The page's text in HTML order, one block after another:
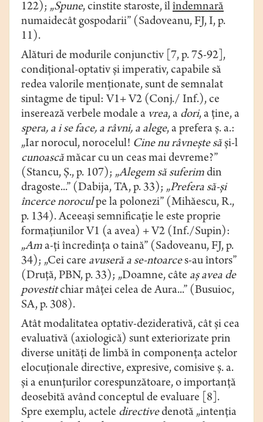
122); „Spune, cinstite staroste, îlîndemnară
numaidecât gospodarii” (Sadoveanu, FJ, I, p.
11).
Alături de modurile conjunctiv [7, p. 75-92],
condițional-optativ și imperativ, capabile să
redea valorile menționate, sunt de semnalat
sintagme de tipul: V1+ V2 (Conj./ Inf.), ce
inserează verbele modale a vrea, a dori, a ţine, a
spera, a i se face, a râvni, a alege, a prefera ș. a.:
„Iar norocul, norocelul! Cine nu râvnește săși-l
cunoascămăcar cu un ceas mai devreme?”
(Stancu, Ș., p. 107); „Alegem să suferim din
dragoste...” (Dabija, TA, p. 33); „Prefera să-și
încerce noroculpe la polonezi” (Mihăescu, R.,
p. 134). Aceeași semnificație le este proprie
formaţiunilor V1 (a avea) + V2 (Inf./Supin):
„Ama-ţi încredinţa o taină” (Sadoveanu, FJ, p.
34); „Cei care avuseră a se-ntoarces-au întors”
(Druță, PBN, p. 33); „Doamne, câte aş avea de
povestitchiar mâţei celea de Aura...” (Busuioc,
SA, p. 308).
Atât modalitatea optativ-deziderativă, cât și cea
evaluativă (axiologică) sunt exteriorizate prin
diverse unități de limbă în componența actelor
elocuționale directive, expresive, comisive ș. a.
și a enunțurilor corespunzătoare, o importanță
deosebită având conceptul de evaluare [8].
Spre exemplu, actele directivedenotă „intenţia